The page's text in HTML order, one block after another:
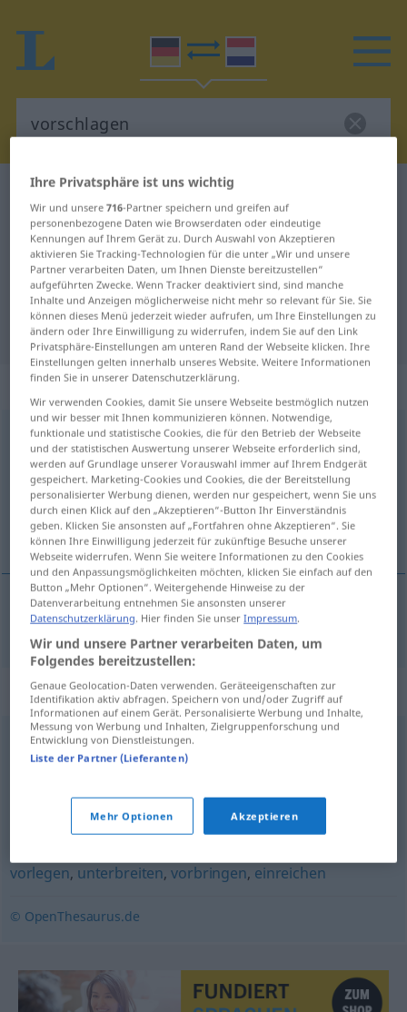
Deutsch-Niederländisch Wörterbuch
Deutsch-Niederländisch
Übersetzung für "vorschlagen"
"vorschlagen" Niederländisch
Übersetzung
„vorschlagen“
vorschlagen
Übersicht aller Übersetzungen
(Für mehr Details die Übersetzung anklicken/antippen)
voorstellen
voorstellen vorschlagen
Synonyme für "vorschlagen"
beantragen
andeuten,nahelegen,anregen,nahebringen,
näherbringen,(sich für etwas) aussprechen
vorlegen, unterbreiten,vorbringen, einreichen
© OpenThesaurus.de
Ihre Privatsphäre ist uns wichtig
Wir und unsere716-Partner speichern und greifen auf
personenbezogene Daten wie Browserdaten oder eindeutige
Kennungen auf Ihrem Gerät zu. Durch Auswahl von Akzeptieren
aktivieren Sie Tracking-Technologien für die unter „Wir und unsere
Partner verarbeiten Daten, um Ihnen Dienste bereitzustellen“
aufgeführten Zwecke. Wenn Tracker deaktiviert sind, sind manche
Inhalte und Anzeigen möglicherweise nicht mehr so relevant für Sie. Sie
können dieses Menü jederzeit wieder aufrufen, um Ihre Einstellungen zu
ändern oder Ihre Einwilligung zu widerrufen, indem Sie auf den Link
Privatsphäre-Einstellungen am unteren Rand der Webseite klicken. Ihre
Einstellungen gelten innerhalb unseres Website. Weitere Informationen
finden Sie in unserer Datenschutzerklärung.
Wir verwenden Cookies, damit Sie unsere Webseite bestmöglich nutzen
und wir besser mit Ihnen kommunizieren können. Notwendige,
funktionale und statistische Cookies, die für den Betrieb der Webseite
und der statistischen Auswertung unserer Webseite erforderlich sind,
werden auf Grundlage unserer Vorauswahl immer auf Ihrem Endgerät
gespeichert. Marketing-Cookies und Cookies, die der Bereitstellung
personalisierter Werbung dienen, werden nur gespeichert, wenn Sie uns
durch einen Klick auf den „Akzeptieren“-Button Ihr Einverständnis
geben. Klicken Sie ansonsten auf „Fortfahren ohne Akzeptieren“. Sie
können Ihre Einwilligung jederzeit für zukünftige Besuche unserer
Webseite widerrufen. Wenn Sie weitere Informationen zu den Cookies
und den Anpassungsmöglichkeiten möchten, klicken Sie einfach auf den
Button „Mehr Optionen“. Weitergehende Hinweise zu der
Datenverarbeitung entnehmen Sie ansonsten unserer
Datenschutzerklärung. Hier finden Sie unserImpressum.
Wir und unsere Partner verarbeiten Daten, um
Folgendes bereitzustellen:
Genaue Geolocation-Daten verwenden. Geräteeigenschaften zur
Identifikation aktiv abfragen. Speichern von und/oder Zugriff auf
Informationen auf einem Gerät. Personalisierte Werbung und Inhalte,
Messung von Werbung und Inhalten, Zielgruppenforschung und
Entwicklung von Dienstleistungen.
Liste der Partner (Lieferanten)
Mehr Optionen Akzeptieren